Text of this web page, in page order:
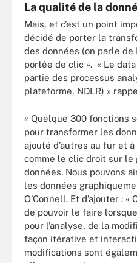
La qualité de la
Mais, et c’est un point
décidé de porter la
des données (on parle de
portée de clic ». « Le
partie des processus
plateforme, NDLR) »
« Quelque 300 fonctions
pour transformer les
ajouté d’autres au fur et
comme le clic droit sur le
données. Nous pouvons
les données
O’Connell. Et d’ajouter :
de pouvoir le faire
pour l’analyse, de la
façon itérative et
modifications sont